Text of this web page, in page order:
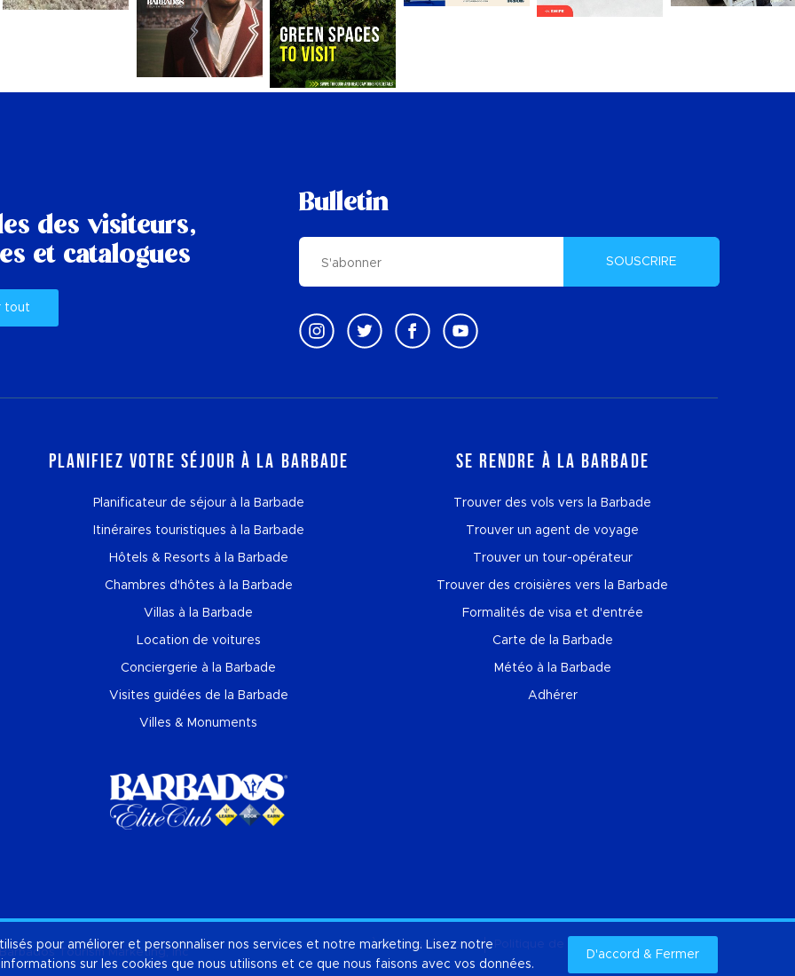
des visiteurs,
et catalogues
tout
Bulletin
SOUSCRIRE
Planifiez votre séjour à la Barbade
Planificateur de séjour à la Barbade
Itinéraires touristiques à la Barbade
Hôtels & Resorts à la Barbade
Chambres d'hôtes à la Barbade
Villas à la Barbade
Location de voitures
Conciergerie à la Barbade
Visites guidées de la Barbade
Villes & Monuments
Se rendre à la Barbade
Trouver des vols vers la Barbade
Trouver un agent de voyage
Trouver un tour-opérateur
Trouver des croisières vers la Barbade
Formalités de visa et d'entrée
Carte de la Barbade
Météo à la Barbade
Adhérer
Tourism Marketing, Inc
À propos de nous
Plan du site
pour améliorer et personnaliser nos services et notre marketing. Lisez notre
sur les cookies que nous utilisons et ce que nous faisons avec vos données.
D'accord & Fermer